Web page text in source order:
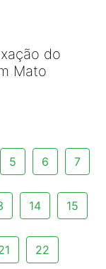
do
Mato
5 6 7
14 15
22